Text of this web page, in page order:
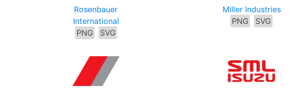
Rosenbauer
International
PNG
SVG
Miller Industries
PNG
SVG